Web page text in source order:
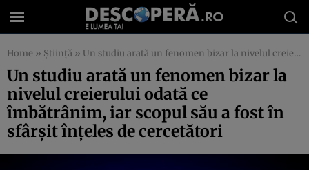
Home » Știință » Un studiu arată un fenomen bizar la nivelul creierului odată ce îmbătrânim, iar scopul său a fost în sfârşit înţeles de cercetători
Un studiu arată un fenomen bizar la
nivelul creierului odată ce
îmbătrânim, iar scopul său a fost în
sfârşit înţeles de cercetători